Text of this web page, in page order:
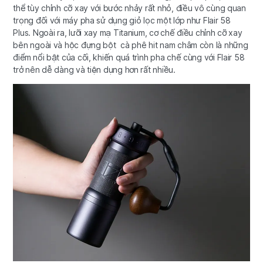
thể tùy chỉnh cỡ xay với bước nhảy rất nhỏ, điều vô cùng quan
trọng đối với máy pha sử dụng giỏ lọc một lớp như Flair 58
Plus. Ngoài ra, lưỡi xay mạ Titanium, cơ chế điều chỉnh cỡ xay
bên ngoài và hộc đựng bột cà phê hit nam châm còn là những
điểm nổi bật của cối, khiến quá trình pha chế cùng với Flair 58
trở nên dễ dàng và tiện dụng hơn rất nhiều.